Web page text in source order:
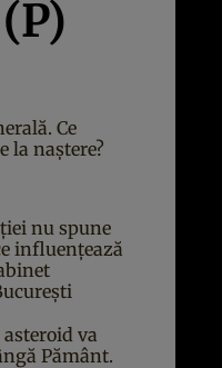
Ce
la naștere?
nu spune
influențează
va
Pământ.